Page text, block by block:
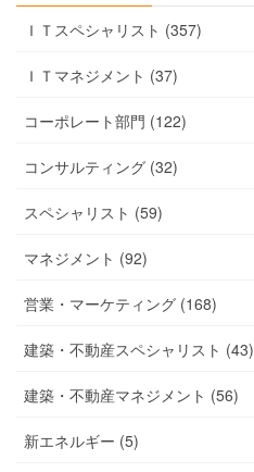
ＩＴスペシャリスト (357)
ＩＴマネジメント (37)
コーポレート部門 (122)
コンサルティング (32)
スペシャリスト (59)
マネジメント (92)
営業・マーケティング (168)
建築・不動産スペシャリスト (43)
建築・不動産マネジメント (56)
新エネルギー (5)